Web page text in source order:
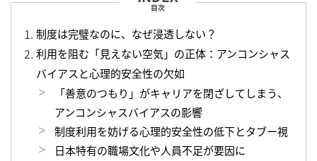
目次
制度は完璧なのに、なぜ浸透しない？
利用を阻む「見えない空気」の正体：アンコンシャス
バイアスと心理的安全性の欠如
「善意のつもり」がキャリアを閉ざしてしまう、
アンコンシャスバイアスの影響
制度利用を妨げる心理的安全性の低下とタブー視
日本特有の職場文化や人員不足が要因に